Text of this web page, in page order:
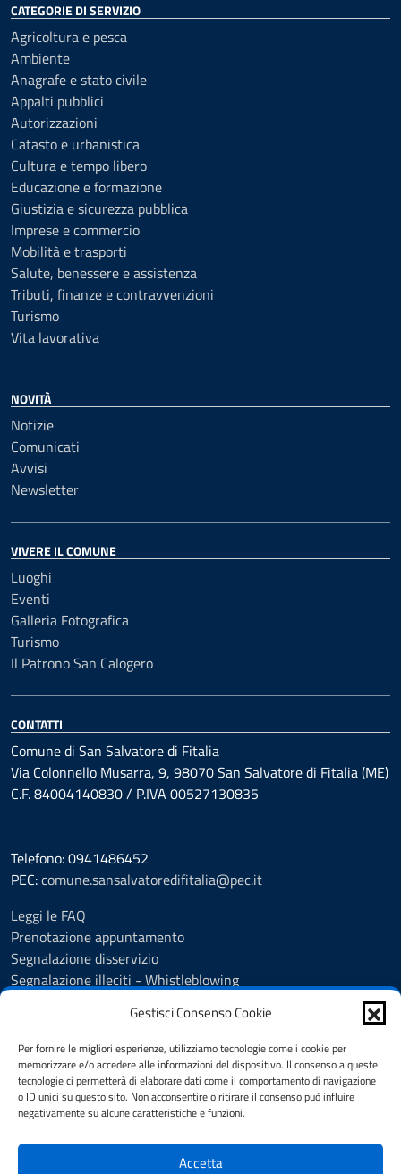
Gestisci Consenso Cookie
Per fornire le migliori esperienze, utilizziamo tecnologie come i cookie per
memorizzare e/o accedere alle informazioni del dispositivo. Il consenso a queste
tecnologie ci permetterà di elaborare dati come il comportamento di navigazione
o ID unici su questo sito. Non acconsentire o ritirare il consenso può influire
negativamente su alcune caratteristiche e funzioni.
Accetta
CATEGORIE DI SERVIZIO
Agricoltura e pesca
Ambiente
Anagrafe e stato civile
Appalti pubblici
Autorizzazioni
Catasto e urbanistica
Cultura e tempo libero
Educazione e formazione
Giustizia e sicurezza pubblica
Imprese e commercio
Mobilità e trasporti
Salute, benessere e assistenza
Tributi, finanze e contravvenzioni
Turismo
Vita lavorativa
NOVITÀ
Notizie
Comunicati
Avvisi
Newsletter
VIVERE IL COMUNE
Luoghi
Eventi
Galleria Fotografica
Turismo
Il Patrono San Calogero
CONTATTI
Comune di San Salvatore di Fitalia
Via Colonnello Musarra, 9, 98070 San Salvatore di Fitalia (ME)
C.F. 84004140830 / P.IVA 00527130835
Telefono: 0941486452
PEC:comune.sansalvatoredifitalia@pec.it
Leggi le FAQ
Prenotazione appuntamento
Segnalazione disservizio
Segnalazione illeciti - Whistleblowing
Informativa privacy
Cookie policy
Dichiarazione di accessibilità
Note legali